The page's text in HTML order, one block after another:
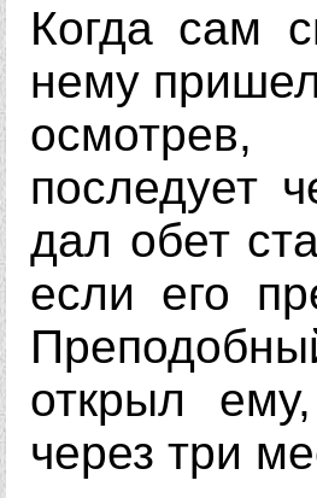
Когда сам
нему
последует
дал обет
если его
открыл
через три